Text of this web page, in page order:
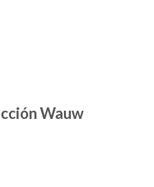
Wauw